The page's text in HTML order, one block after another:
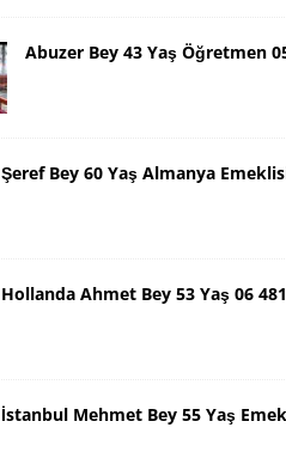
Abuzer Bey 43 Yaş Öğretmen
Şeref Bey 60 Yaş Almanya
Hollanda Ahmet Bey 53 Yaş 06
İstanbul Mehmet Bey 55 Yaş